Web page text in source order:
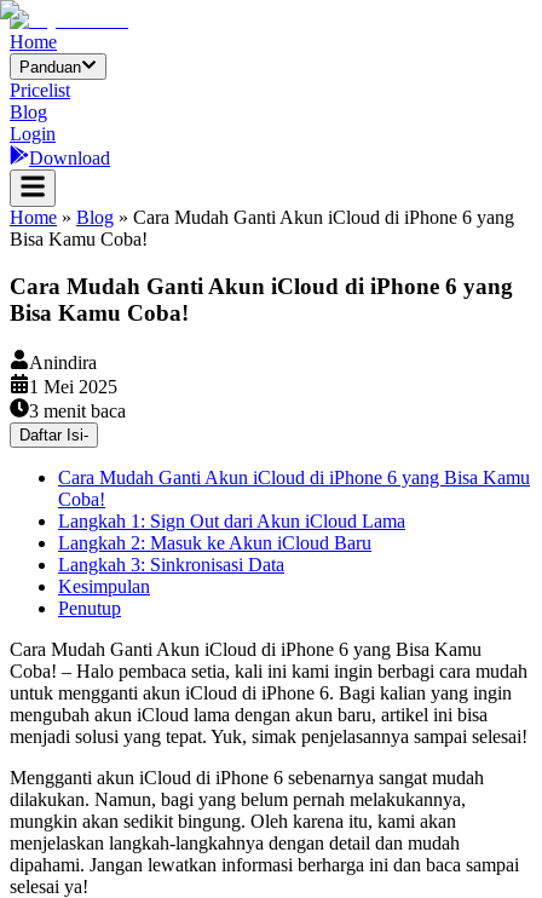
Home
Panduan
Pricelist
Blog
Login
Download
Home » Blog » Cara Mudah Ganti Akun iCloud di iPhone 6 yang
Bisa Kamu Coba!
Cara Mudah Ganti Akun iCloud di iPhone 6 yang
Bisa Kamu Coba!
Anindira
1 Mei 2025
3 menit baca
Daftar Isi-
Cara Mudah Ganti Akun iCloud di iPhone 6 yang Bisa Kamu
Coba!
Langkah 1: Sign Out dari Akun iCloud Lama
Langkah 2: Masuk ke Akun iCloud Baru
Langkah 3: Sinkronisasi Data
Kesimpulan
Penutup
Cara Mudah Ganti Akun iCloud di iPhone 6 yang Bisa Kamu
Coba! – Halo pembaca setia, kali ini kami ingin berbagi cara mudah
untuk mengganti akun iCloud di iPhone 6. Bagi kalian yang ingin
mengubah akun iCloud lama dengan akun baru, artikel ini bisa
menjadi solusi yang tepat. Yuk, simak penjelasannya sampai selesai!
Mengganti akun iCloud di iPhone 6 sebenarnya sangat mudah
dilakukan. Namun, bagi yang belum pernah melakukannya,
mungkin akan sedikit bingung. Oleh karena itu, kami akan
menjelaskan langkah-langkahnya dengan detail dan mudah
dipahami. Jangan lewatkan informasi berharga ini dan baca sampai
selesai ya!